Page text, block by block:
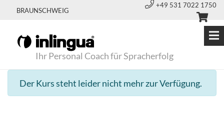
BRAUNSCHWEIG
+49 531 7022 1750
Ihr Personal Coach für Spracherfolg
Der Kurs steht leider nicht mehr zur Verfügung.